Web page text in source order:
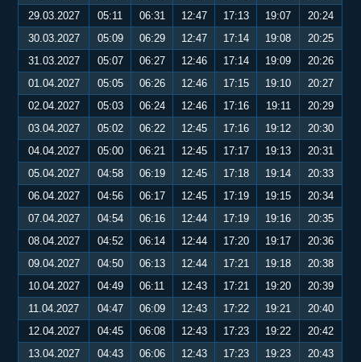
29.03.2027
05:11 06:31 12:47 17:13 19:07
20:24
30.03.2027
05:09 06:29 12:47 17:14 19:08
20:25
31.03.2027
05:07 06:27 12:46 17:14 19:09
20:26
01.04.2027
05:05 06:26 12:46 17:15 19:10
20:27
02.04.2027
05:03 06:24 12:46 17:16 19:11
20:29
03.04.2027
05:02 06:22 12:45 17:16 19:12
20:30
04.04.2027
05:00 06:21 12:45 17:17 19:13
20:31
05.04.2027
04:58 06:19 12:45 17:18 19:14
20:33
06.04.2027
04:56 06:17 12:45 17:19 19:15
20:34
07.04.2027
04:54 06:16 12:44 17:19 19:16
20:35
08.04.2027
04:52 06:14 12:44 17:20 19:17
20:36
09.04.2027
04:50 06:13 12:44 17:21 19:18
20:38
10.04.2027
04:49 06:11 12:43 17:21 19:20
20:39
11.04.2027
04:47 06:09 12:43 17:22 19:21
20:40
12.04.2027
04:45 06:08 12:43 17:23 19:22
20:42
13.04.2027
04:43 06:06 12:43 17:23 19:23 20:43